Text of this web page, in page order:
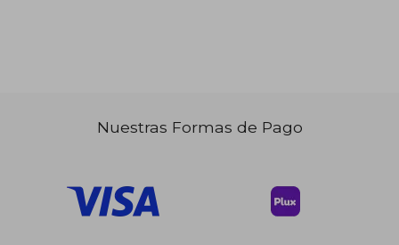
dcto. $ 19.09 dcto.
Nuestras Formas de Pago